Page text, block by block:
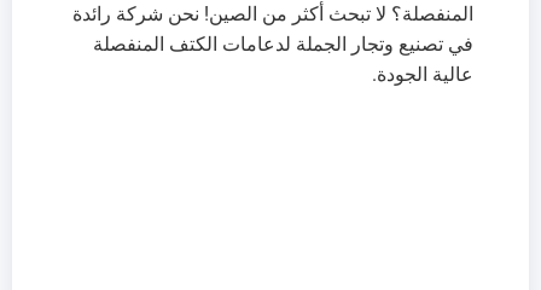
المنفصلة؟ لا تبحث أكثر من الصين! نحن شركة رائدة
في تصنيع وتجار الجملة لدعامات الكتف المنفصلة
عالية الجودة.